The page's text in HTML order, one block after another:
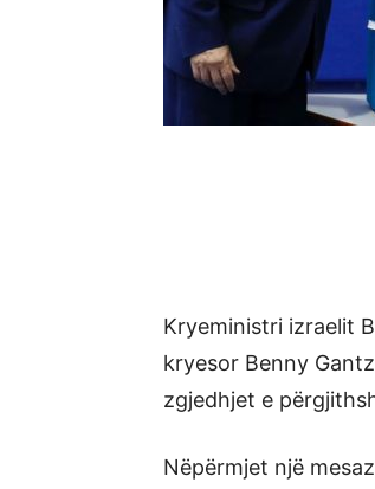
Kryeministri izraelit
kryesor Benny
zgjedhjet e
Nëpërmjet një